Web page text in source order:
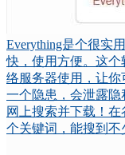
Everything是个很实
快，使用方便。这个
络服务器使用，让
一个隐患，会泄露
网上搜索并下载！在
个关键词，能搜到不